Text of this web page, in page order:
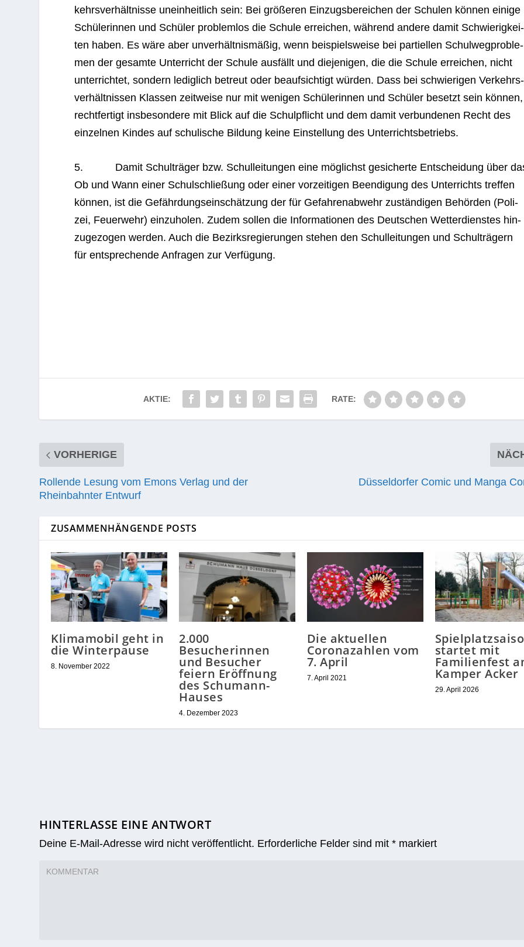
kehrs­ver­hält­nisse unein­heit­lich sein: Bei grö­ße­ren Ein­zugs­be­rei­chen der Schu­len kön­nen einige
Schü­le­rin­nen und Schü­ler pro­blem­los die Schule errei­chen, wäh­rend andere damit Schwie­rig­kei­
ten haben. Es wäre aber unver­hält­nis­mä­ßig, wenn bei­spiels­weise bei par­ti­el­len Schul­weg­pro­ble­
men der gesamte Unter­richt der Schule aus­fällt und die­je­ni­gen, die die Schule errei­chen, nicht
unter­rich­tet, son­dern ledig­lich betreut oder beauf­sich­tigt wür­den. Dass bei schwie­ri­gen Ver­kehrs­
ver­hält­nis­sen Klas­sen zeit­weise nur mit weni­gen Schü­le­rin­nen und Schü­ler besetzt sein kön­nen,
recht­fer­tigt ins­be­son­dere mit Blick auf die Schul­pflicht und dem damit ver­bun­de­nen Recht des
ein­zel­nen Kin­des auf schu­li­sche Bil­dung keine Ein­stel­lung des Unterrichtsbetriebs.
5. Damit Schul­trä­ger bzw. Schul­lei­tun­gen eine mög­lichst gesi­cherte Ent­schei­dung über
Ob und Wann einer Schul­schlie­ßung oder einer vor­zei­ti­gen Been­di­gung des Unter­richts tref­fen
kön­nen, ist die Gefähr­dungs­ein­schät­zung der für Gefah­ren­ab­wehr zustän­di­gen Behör­den (Poli­
zei, Feu­er­wehr) ein­zu­ho­len. Zudem sol­len die Infor­ma­tio­nen des Deut­schen Wet­ter­diens­tes hin­
zu­ge­zo­gen wer­den. Auch die Bezirks­re­gie­run­gen ste­hen den Schul­lei­tun­gen und Schul­trä­gern
für ent­spre­chende Anfra­gen zur Verfügung.
AKTIE: RATE:
VORHERIGE
Rollende Lesung vom Emons Verlag und der
Rheinbahnter Entwurf
Düsseldorfer Comic und Manga
ZUSAMMENHÄNGENDE POSTS
Klimamobil geht in
die Winterpause
8. November 2022
2.000
Besucherinnen
und Besucher
feiern Eröffnung
des Schumann-
Hauses
4. Dezember 2023
Die aktuellen
Coronazahlen vom
7. April
7. April 2021
startet mit
Familienfest
Kamper Acker
29. April 2026
HINTERLASSE EINE ANTWORT
Deine E-Mail-Adresse wird nicht veröffentlicht. Erforderliche Felder sind mit* markiert